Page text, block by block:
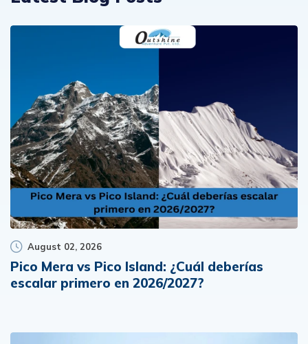
August 02, 2026
Pico Mera vs Pico Island: ¿Cuál deberías
escalar primero en 2026/2027?